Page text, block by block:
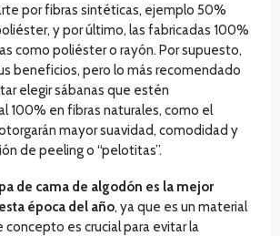
por fibras sintéticas, ejemplo 50%
y por último, las fabricadas 100%
como poliéster o rayón. Por supuesto,
beneficios, pero lo más recomendado
elegir sábanas que estén
100% en fibras naturales, como el
mayor suavidad, comodidad y
de peeling o “pelotitas”.
de cama de algodón es la mejor
época del año, ya que es un material
concepto es crucial para evitar la